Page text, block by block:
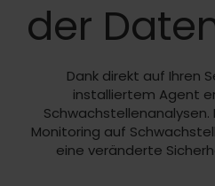
der
Dank direkt auf Ihren
installiertem Agent
Monitoring auf
eine veränderte